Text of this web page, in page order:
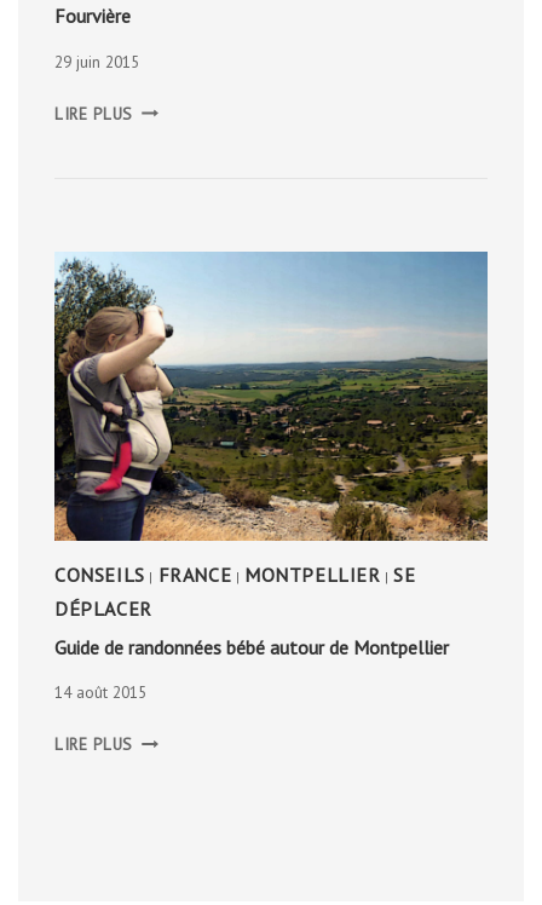
Fourvière
29 juin 2015
LIRE PLUS
CONSEILS | FRANCE | MONTPELLIER |SE
DÉPLACER
Guide de randonnées bébé autour de Montpellier
14 août 2015
LIRE PLUS